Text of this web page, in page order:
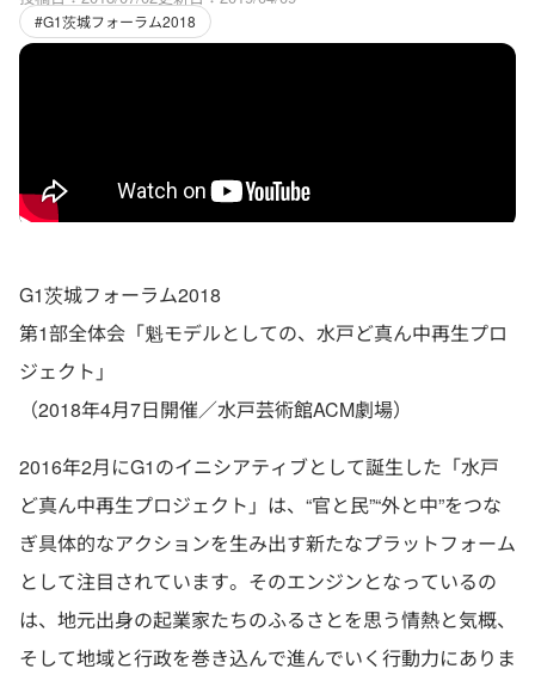
#G1茨城フォーラム2018
G1茨城フォーラム2018
第1部全体会「魁モデルとしての、水戸ど真ん中再生プロ
ジェクト」
（2018年4月7日開催／水戸芸術館ACM劇場）
2016年2月にG1のイニシアティブとして誕生した「水戸
ど真ん中再生プロジェクト」は、“官と民”“外と中”をつな
ぎ具体的なアクションを生み出す新たなプラットフォーム
として注目されています。そのエンジンとなっているの
は、地元出身の起業家たちのふるさとを思う情熱と気概、
そして地域と行政を巻き込んで進んでいく行動力にありま